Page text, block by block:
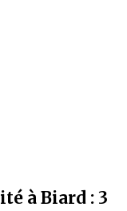
à Biard : 3